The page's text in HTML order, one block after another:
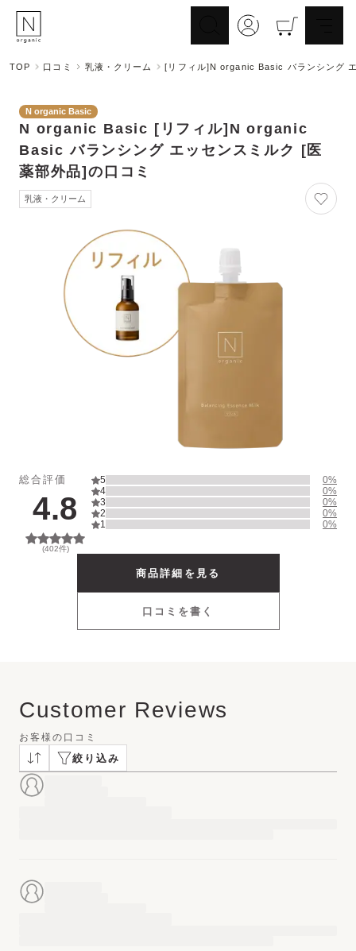
Skincare
メイクアップ
Makeup
ライフスタイル
Lifestyle
ギフト
マスク
Mask
乳液・クリーム
TOP 口コミ 乳液・クリーム [リフィル]N organic Basic バランシング
N organic Basic
N organic Basic [リフィル]N organic
Basic バランシング エッセンスミルク [医
薬部外品] の口コミ
乳液・クリーム
総合評価
4.8
(402件)
5 0%
4
0%
3
0%
2
0%
1
0%
商品詳細を見る
口コミを書く
Customer Reviews
お客様の口コミ
絞り込み